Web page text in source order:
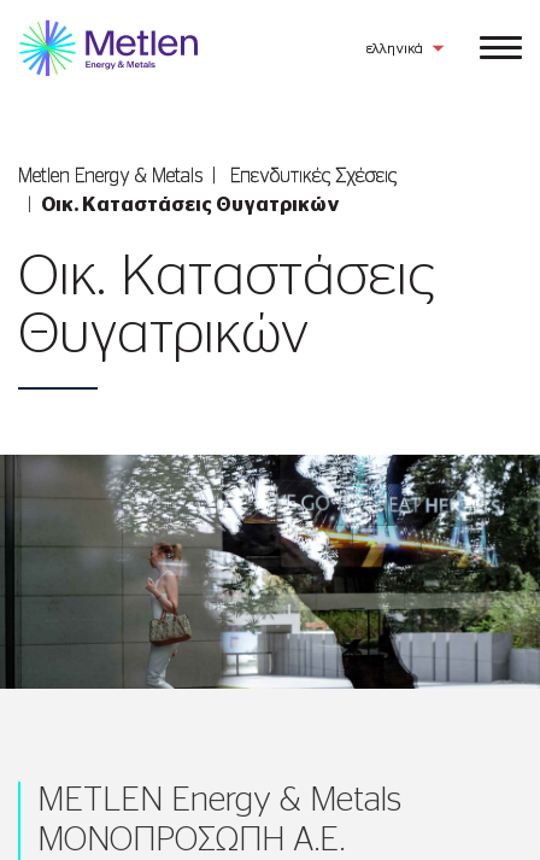
ελληνικά
Metlen Εnergy & Metals
Επενδυτικές Σχέσεις
Οικ. Καταστάσεις Θυγατρικών
Οικ. Καταστάσεις
Θυγατρικών
METLEN Energy & Metals
ΜΟΝΟΠΡΟΣΩΠΗ Α.Ε.